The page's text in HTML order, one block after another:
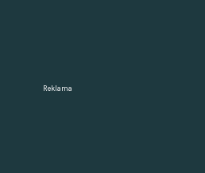
Reklama